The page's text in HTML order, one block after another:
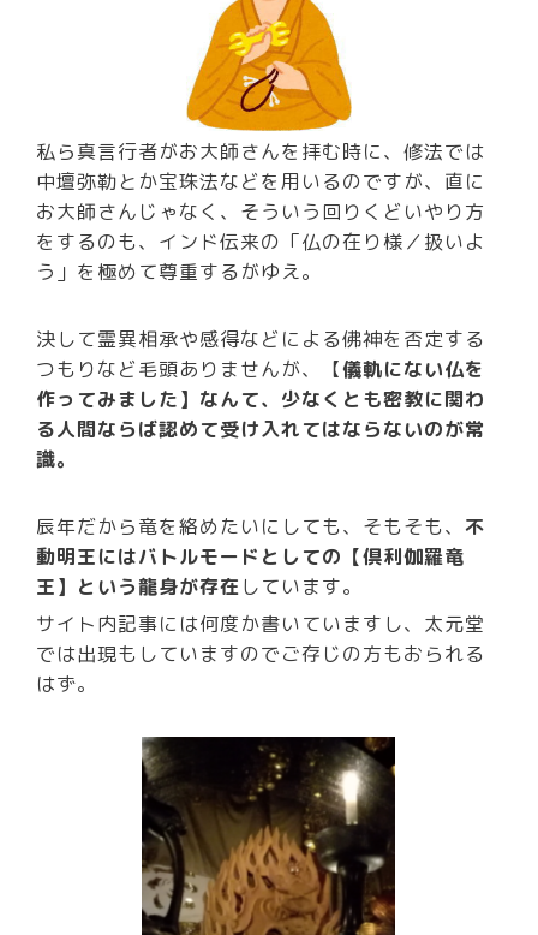
私ら真言行者がお大師さんを拝む時に、修法では
中壇弥勒とか宝珠法などを用いるのですが、直に
お大師さんじゃなく、そういう回りくどいやり方
をするのも、インド伝来の「仏の在り様／扱いよ
う」を極めて尊重するがゆえ。
決して霊異相承や感得などによる佛神を否定する
つもりなど毛頭ありませんが、【儀軌にない仏を
作ってみました】なんて、少なくとも密教に関わ
る人間ならば認めて受け入れてはならないのが常
識。
辰年だから竜を絡めたいにしても、そもそも、不
動明王にはバトルモードとしての【倶利伽羅竜
王】という龍身が存在しています。
サイト内記事には何度か書いていますし、太元堂
では出現もしていますのでご存じの方もおられる
はず。